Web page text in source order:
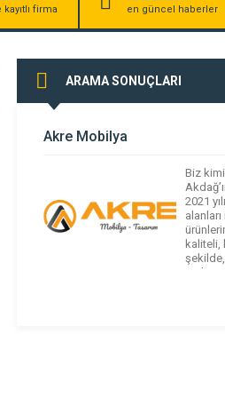
firma en güncel haberler
ARAMA SONUÇLARI
Akre Mobilya
Biz
2021
kaliteli,